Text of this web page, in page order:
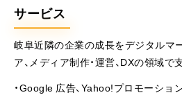
サービス
岐阜近隣の企業の成長をデジタルマ
ア、メディア制作・運営、DXの領域で
・Google 広告、Yahoo!プロモーショ